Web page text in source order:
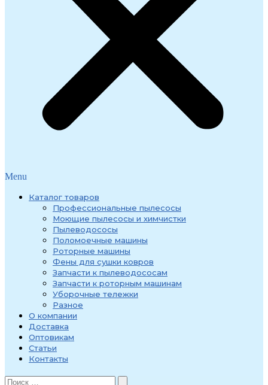
Menu
Каталог товаров
Профессиональные пылесосы
Моющие пылесосы и химчистки
Пылеводососы
Поломоечные машины
Роторные машины
Фены для сушки ковров
Запчасти к пылеводососам
Запчасти к роторным машинам
Уборочные тележки
Разное
О компании
Доставка
Оптовикам
Статьи
Контакты